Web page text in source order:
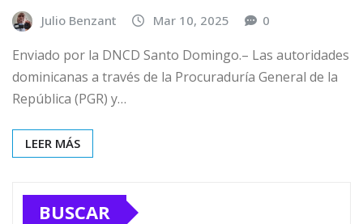
Julio Benzant Mar 10, 2025 0
Enviado por la DNCD Santo Domingo.– Las autoridades
dominicanas a través de la Procuraduría General de la
República (PGR) y…
LEER MÁS
BUSCAR